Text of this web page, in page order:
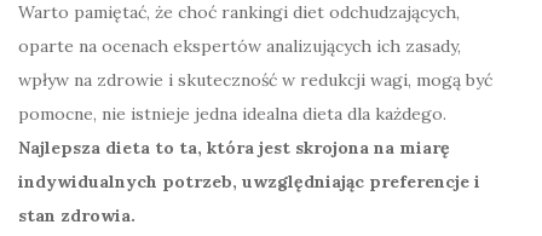
Warto pamiętać, że choć rankingi diet odchudzających,
oparte na ocenach ekspertów analizujących ich zasady,
wpływ na zdrowie i skuteczność w redukcji wagi, mogą być
pomocne, nie istnieje jedna idealna dieta dla każdego.
Najlepsza dieta to ta, która jest skrojona na miarę
indywidualnych potrzeb, uwzględniając preferencje i
stan zdrowia.